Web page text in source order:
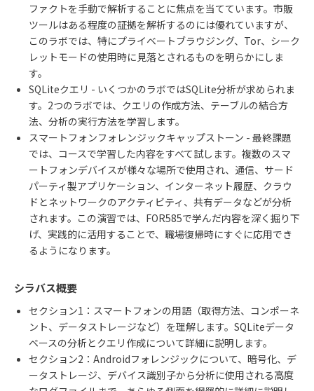
ファクトを手動で解析することに焦点を当てています。市販
ツールはある程度の証拠を解析するのには優れていますが、
このラボでは、特にプライベートブラウジング、 Tor、シーク
レットモードの使用時に見落とされるものを明らかにしま
す。
SQLiteクエリ - いくつかのラボではSQLite分析が求められま
す。 2つのラボでは、クエリの作成方法、テーブルの結合方
法、分析の実行方法を学習します。
スマートフォンフォレンジックキャップストーン - 最終課題
では、コースで学習した内容をすべて試します。複数のスマ
ートフォンデバイスが様々な場所で使用され、通信、サード
パーティ製アプリケーション、インターネット履歴、クラウ
ドとネットワークのアクティビティ、共有データなどが分析
されます。この演習では、 FOR585で学んだ内容を深く掘り下
げ、実践的に活用することで、職場復帰時にすぐに応用でき
るようになります。
シラバス概要
セクション1 ：スマートフォンの用語（取得方法、コンポーネ
ント、データストレージなど）を理解します。 SQLiteデータ
ベースの分析とクエリ作成について詳細に説明します。
セクション2 ： Androidフォレンジックについて、暗号化、デ
ータストレージ、デバイス識別子から分析に使用される高度